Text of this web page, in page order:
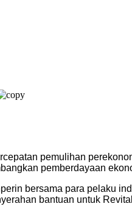
pemulihan
pemberdayaan
bersama para pelaku
bantuan untuk